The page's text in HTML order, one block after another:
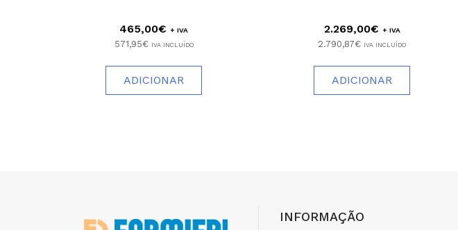
465,00€+ IVA
571,95€ IVA INCLUÍDO
ADICIONAR
2.269,00€ + IVA
2.790,87€ IVA INCLUÍDO
ADICIONAR
INFORMAÇÃO